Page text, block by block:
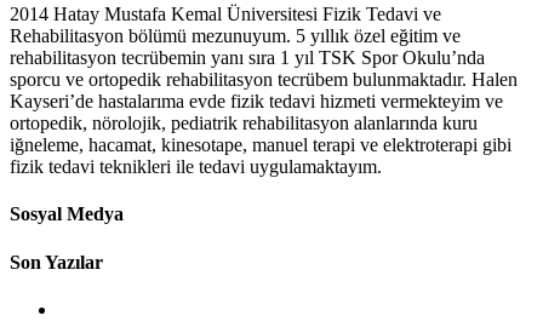
2014 Hatay Mustafa Kemal Üniversitesi Fizik Tedavi ve
Rehabilitasyon bölümü mezunuyum. 5 yıllık özel eğitim ve
rehabilitasyon tecrübemin yanı sıra 1 yıl TSK Spor Okulu’nda
sporcu ve ortopedik rehabilitasyon tecrübem bulunmaktadır. Halen
Kayseri’de hastalarıma evde fizik tedavi hizmeti vermekteyim ve
ortopedik, nörolojik, pediatrik rehabilitasyon alanlarında kuru
iğneleme, hacamat, kinesotape, manuel terapi ve elektroterapi gibi
fizik tedavi teknikleri ile tedavi uygulamaktayım.
Sosyal Medya
Son Yazılar